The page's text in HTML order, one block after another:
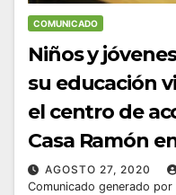
COMUNICADO
Niños y
su educación
el centro de
Casa Ramón
AGOSTO 27, 2020
Comunicado generado